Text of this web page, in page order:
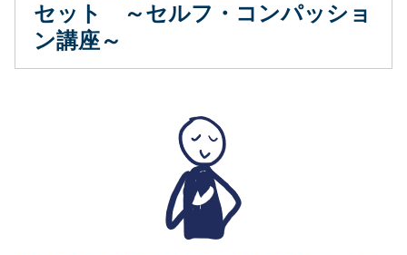
セット ～セルフ・コンパッショ
ン講座～